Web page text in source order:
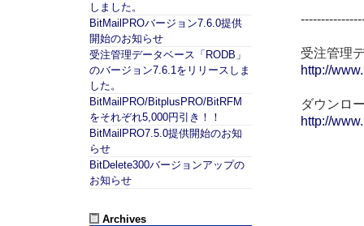
受注管理
http://
ダウンロ
http://
しました。
BitMailPROバージョン7.6.0提供
開始のお知らせ
受注管理データベース「RODB」
のバージョン7.6.1をリリースしま
した。
BitMailPRO/BitplusPRO/BitRFM
をそれぞれ5,000円引き！！
BitMailPRO7.5.0提供開始のお知
らせ
BitDelete300バージョンアップの
お知らせ
Archives